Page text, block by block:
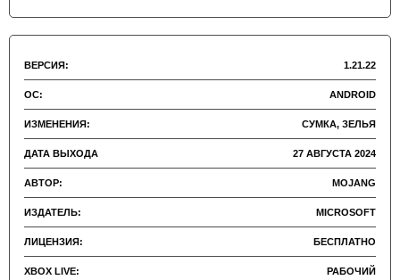
ВЕРСИЯ: 1.21.22
ОС: ANDROID
ИЗМЕНЕНИЯ: СУМКА, ЗЕЛЬЯ
ДАТА ВЫХОДА 27 АВГУСТА 2024
АВТОР: MOJANG
ИЗДАТЕЛЬ: MICROSOFT
ЛИЦЕНЗИЯ: БЕСПЛАТНО
XBOX LIVE: РАБОЧИЙ